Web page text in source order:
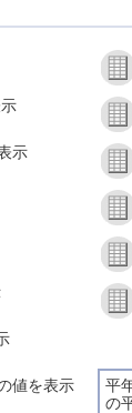
示
平
の
値を表示